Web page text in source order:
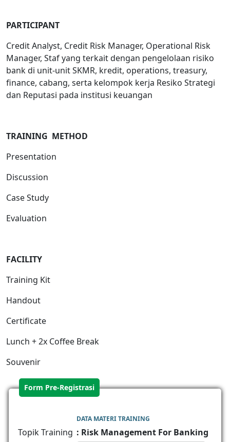
PARTICIPANT
Credit Analyst, Credit Risk Manager, Operational Risk
Manager, Staf yang terkait dengan pengelolaan risiko
bank di unit-unit SKMR, kredit, operations, treasury,
finance, cabang, serta kelompok kerja Resiko Strategi
dan Reputasi pada institusi keuangan
TRAINING METHOD
Presentation
Discussion
Case Study
Evaluation
FACILITY
Training Kit
Handout
Certificate
Lunch + 2x Coffee Break
Souvenir
Form Pre-Registrasi
DATA MATERI TRAINING
Topik Training : Risk Management For Banking